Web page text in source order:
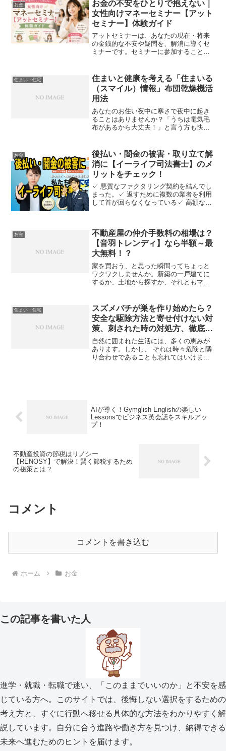
いつもギリギリか少し足り...
お金
お金の不安をひとりで抱えない｜
女性向けマネーセミナー【アット
セミナー】体験ガイド
アットセミナーは、あなたの現在・将来
の金銭的な不安や疑問を、解消に導くセ
ミナーです。セミナーに参加すること
がります。アットセミナーがあなたの力
強いパートナーとなり、経済的な自立と
安定は、あなたの未来に光をもたらし、
豊かな人生を築くための第一歩を踏み出
すチャンスになります！
住まい・住宅
住まいと健康を考える「住まいる
（スマイル）情報」布団乾燥機活
用法
あなたのお住い夜中に寒さで夜中に起き
ることはありませんか？「うちは電気毛
布があるから大丈夫！」と言う方も快適
ができ、安眠と健康と両方手に入れるこ
とができますので、しばら...
お金
後払い・闇金の被害・取り立て解
消に【イーライフ司法書士】のメ
リットをチェック！
✓ 悪質なファクタリング契約を結んでし
まった。✓ 返すために複数の業者を利用
して首が回らなくなっている✓ 高額な利
たらイーライフ司...
お金
不動産屋の仲介手数料の相場は？
【音羽トレンディ】なら半額～最
大無料！？
家を買おう、と思った瞬間ってちょっと
ワクワクしませんか。新築の一戸建てに
するか、土地から探すか、それともマン
がいちばん楽しい、という人も多いと思
います。でも――そんな前...
住まい・住宅
スズメバチが巣を作り始めたら？
安全な駆除方法と寄せ付けない対
策、刺された時の対処方、徹底解
説！
自然に囲まれた生活には、多くの恵みが
あります。しかし、 それは時々危険と隣
り合わせであることも忘れてはいけませ
AIが導く！Gymglish Englishの楽しい
Lessonsでビジネス英会話をスキルアッ
プ！
不動産投資の節税はリノシー
【RENOSY】で解決！賢く節税するため
の秘策とは？
コメント
コメントを書き込む
ホーム お金
この記事を書いた人
進学・就職・転職で迷い、「このままでいいのか」と不安を感
じている方へ。このサイトでは、後悔しない選択をするための
考え方と、すぐに行動へ移せる具体的な方法をわかりやすく解
説しています。自分に合う進路や働き方を見つけ、納得できる
未来へ進むためのヒントを届けます。